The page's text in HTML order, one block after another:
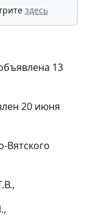
здесь
13
20 июня
Вятского